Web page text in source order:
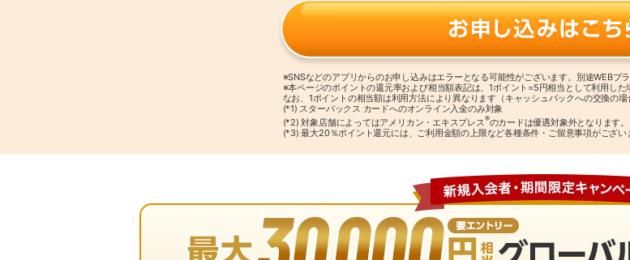
※SNSなどのアプリからのお申し込みはエラーとなる可能性がございます。別途WEBブ
※本ページのポイントの還元率および相当額表記は、1ポイント=5円相当として利用した
なお、1ポイントの相当額は利用方法により異なります（キャッシュバックへの交換の場
(*1) スターバックス カードへのオンライン入金のみ対象
(*2) 対象店舗によってはアメリカン・エキスプレス®のカードは優遇対象外となります。
(*3) 最大20％ポイント還元には、ご利用金額の上限など各種条件・ご留意事項がござい